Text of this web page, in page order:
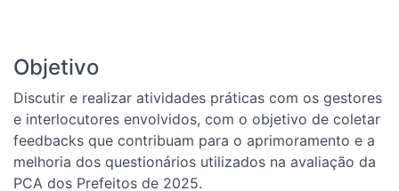
Objetivo
Discutir e realizar atividades práticas com os gestores
e interlocutores envolvidos, com o objetivo de coletar
feedbacks que contribuam para o aprimoramento e a
melhoria dos questionários utilizados na avaliação da
PCA dos Prefeitos de 2025.